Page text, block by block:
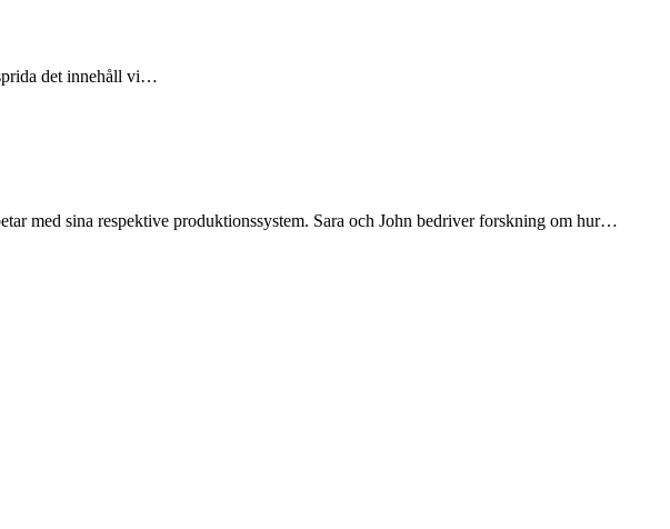
det innehåll vi…
med sina respektive produktionssystem. Sara och John bedriver forskning om hur…